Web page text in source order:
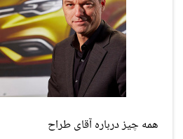
همه چیز درباره آقای طراح